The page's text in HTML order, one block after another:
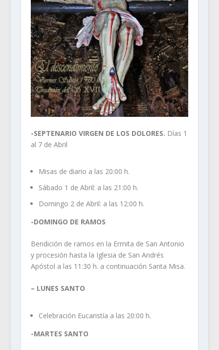
-SEPTENARIO VIRGEN DE LOS DOLORES. Días 1
al 7 de Abril
Misas de diario a las 20:00 h.
Sábado 1 de Abril: a las 21:00 h.
Domingo 2 de Abril: a las 12:00 h.
-DOMINGO DE RAMOS
Bendición de ramos en la Ermita de San Antonio
y procesión hasta la Iglesia de San Andrés
Apóstol a las 11:30 h. a continuación Santa Misa.
– LUNES SANTO
Celebración Eucaristía a las 20:00 h.
-MARTES SANTO